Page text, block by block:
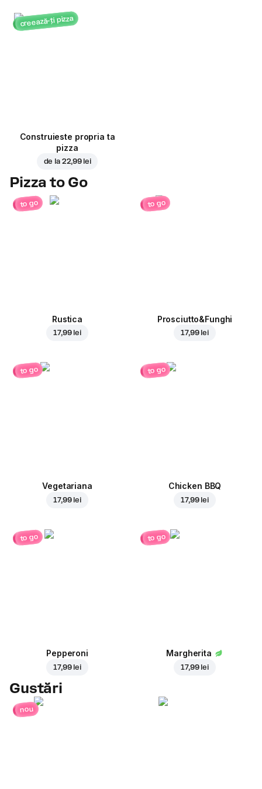
creează-ți pizza
Construieste propria ta
pizza
de la 22,99 lei
Pizza to Go
to go
Rustica
17,99 lei
to go
Prosciutto&Funghi
17,99 lei
to go
Vegetariana
17,99 lei
to go
Chicken BBQ
17,99 lei
to go
Pepperoni
17,99 lei
to go
Margherita
17,99 lei
Gustări
nou